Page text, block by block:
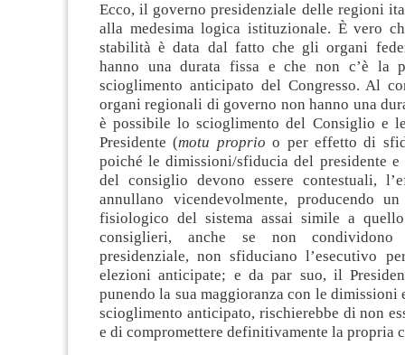
Ecco, il governo presidenziale delle regioni
alla medesima logica istituzionale. È vero
stabilità è data dal fatto che gli organi
hanno una durata fissa e che non c’è la
scioglimento anticipato del Congresso. Al
organi regionali di governo non hanno una
è possibile lo scioglimento del Consiglio e
Presidente (motu proprio o per effetto di
poiché le dimissioni/sfiducia del presidente
del consiglio devono essere contestuali,
annullano vicendevolmente, producendo
fisiologico del sistema assai simile a
consiglieri, anche se non
presidenziale, non sfiduciano l’esecutivo
elezioni anticipate; e da par suo, il
punendo la sua maggioranza con le dimissioni
scioglimento anticipato, rischierebbe di non
e di compromettere definitivamente la propria